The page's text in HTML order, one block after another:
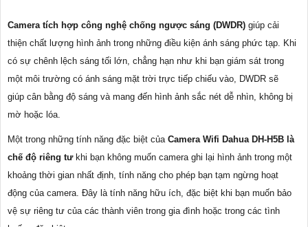
Camera tích hợp công nghệ chống ngược sáng (DWDR) giúp cải
thiện chất lượng hình ảnh trong những điều kiện ánh sáng phức tạp. Khi
có sự chênh lệch sáng tối lớn, chẳng hạn như khi bạn giám sát trong
một môi trường có ánh sáng mặt trời trực tiếp chiếu vào, DWDR sẽ
giúp cân bằng độ sáng và mang đến hình ảnh sắc nét dễ nhìn, không bị
mờ hoặc lóa.
Một trong những tính năng đặc biệt của Camera Wifi Dahua DH-H5B là
chế độ riêng tư khi bạn không muốn camera ghi lại hình ảnh trong một
khoảng thời gian nhất định, tính năng cho phép bạn tạm ngừng hoạt
động của camera. Đây là tính năng hữu ích, đặc biệt khi bạn muốn bảo
vệ sự riêng tư của các thành viên trong gia đình hoặc trong các tình